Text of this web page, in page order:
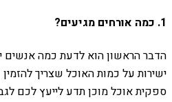
1. כמה אורחים מגיעים?
הדבר הראשון הוא לדעת כמה אנשים
ישירות על כמות האוכל שצריך להזמין
ספקית אוכל מוכן תדע לייעץ לכם